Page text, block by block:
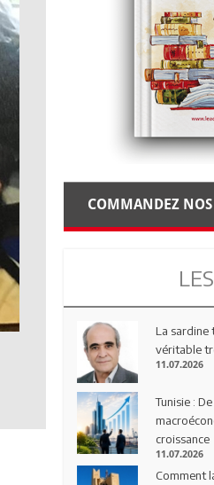
COMMANDEZ
La sardine
véritable
11.07.2026
Tunisie :
croissance
11.07.2026
Comment